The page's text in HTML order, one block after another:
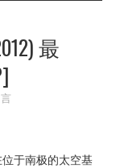
最
于南极的太空基